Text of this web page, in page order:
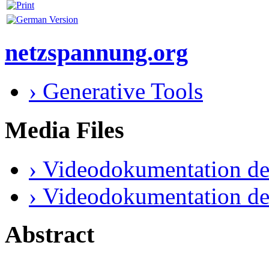
netzspannung.org
› Generative Tools
Media Files
› Videodokumentation
› Videodokumentation
Abstract